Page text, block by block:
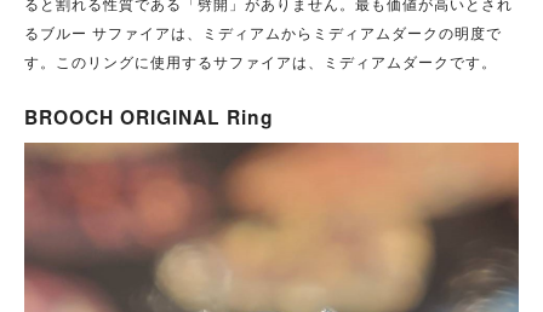
るブルー サファイアは、ミディアムからミディアムダークの明度で
す。このリングに使用するサファイアは、ミディアムダークです。
BROOCH ORIGINAL Ring